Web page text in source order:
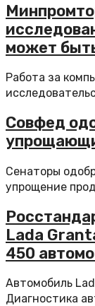
может
Работа за
Совфед
Сенаторы
упрощение
Lada
450
Автомобиль
Диагностика